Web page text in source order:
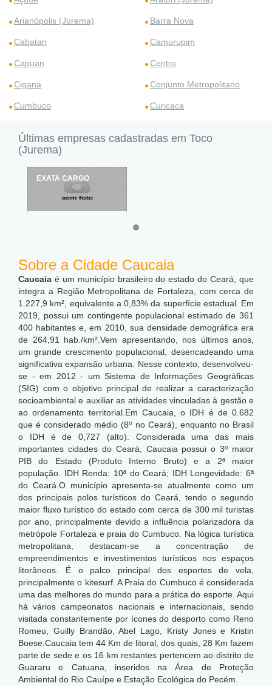
Arianópolis (Jurema) Barra Nova
Cabatan Camurupim
Capuan Centro
Cigana Conjunto Metropolitano
Cumbuco Curicaca
Últimas empresas cadastradas em Toco
(Jurema)
EXATA CARGO
Sobre a Cidade Caucaia
Caucaia é um município brasileiro do estado do Ceará, que
integra a Região Metropolitana de Fortaleza, com cerca de
1.227,9 km², equivalente a 0,83% da superfície estadual. Em
2019, possui um contingente populacional estimado de 361
400 habitantes e, em 2010, sua densidade demográfica era
de 264,91 hab./km². Vem apresentando, nos últimos anos,
um grande crescimento populacional, desencadeando uma
significativa expansão urbana. Nesse contexto, desenvolveu-
se - em 2012 - um Sistema de Informações Geográficas
(SIG) com o objetivo principal de realizar a caracterização
socioambiental e auxiliar as atividades vinculadas à gestão e
ao ordenamento territorial. Em Caucaia, o IDH é de 0.682
que é considerado médio (8º no Ceará), enquanto no Brasil
o IDH é de 0,727 (alto). Considerada uma das mais
importantes cidades do Ceará, Caucaia possui o 3º maior
PIB do Estado (Produto Interno Bruto) e a 2ª maior
população. IDH Renda: 10ª do Ceará; IDH Longevidade: 6ª
do Ceará.O município apresenta-se atualmente como um
dos principais polos turísticos do Ceará, tendo o segundo
maior fluxo turístico do estado com cerca de 300 mil turistas
por ano, principalmente devido a influência polarizadora da
metrópole Fortaleza e praia do Cumbuco. Na lógica turística
metropolitana, destacam-se a concentração de
empreendimentos e investimentos turísticos nos espaços
litorâneos. É o palco principal dos esportes de vela,
principalmente o kitesurf. A Praia do Cumbuco é considerada
uma das melhores do mundo para a prática do esporte. Aqui
há vários campeonatos nacionais e internacionais, sendo
visitada constantemente por ícones do desporto como Reno
Romeu, Guilly Brandão, Abel Lago, Kristy Jones e Kristin
Boese.Caucaia tem 44 Km de litoral, dos quais, 28 Km fazem
parte de sede e os 16 km restantes pertencem ao distrito de
Guararu e Catuana, inseridos na Área de Proteção
Ambiental do Rio Cauípe e Estação Ecológica do Pecém.